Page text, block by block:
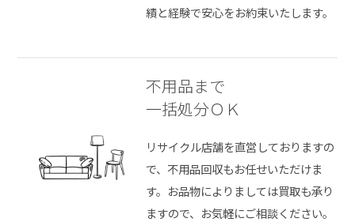
績と経験で安心をお約束いたします。
不用品まで
一括処分ＯＫ
リサイクル店舗を直営しておりますの
で、不用品回収もお任せいただけま
す。お品物によりましては買取も承り
ますので、お気軽にご相談ください。